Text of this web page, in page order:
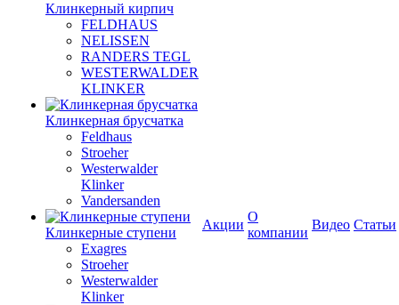
Клинкерный кирпич
FELDHAUS
NELISSEN
RANDERS TEGL
WESTERWALDER
KLINKER
Клинкерная брусчатка
Feldhaus
Stroeher
Westerwalder
Klinker
Vandersanden
Клинкерные ступени
Exagres
Stroeher
Westerwalder
Klinker
Акции
О
компании
Видео Статьи